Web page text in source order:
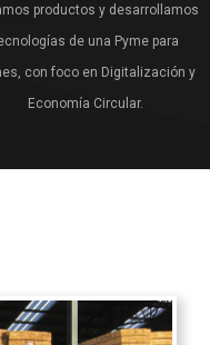
productos y desarrollamos
de una Pyme para
con foco en Digitalización y
Economía Circular.